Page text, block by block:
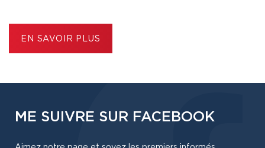
EN SAVOIR PLUS
ME SUIVRE SUR FACEBOOK